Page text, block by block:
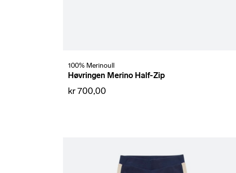
100% Merinoull
Høvringen Merino Half-Zip
kr 700,00